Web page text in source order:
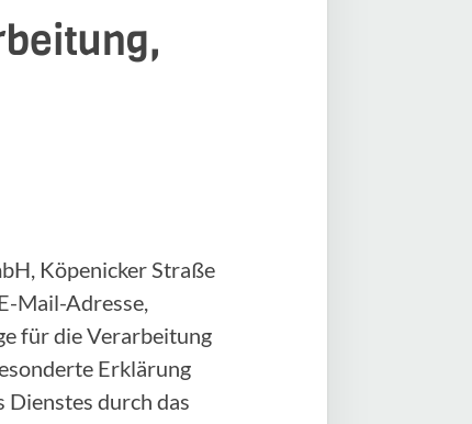
Köpenicker Straße
Mail-Adresse,
für die Verarbeitung
Erklärung
durch das